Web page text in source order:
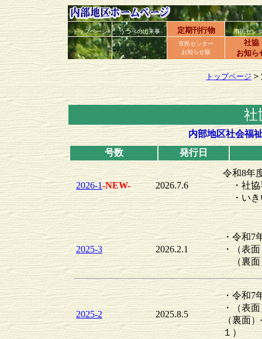
トップページ うつべの出来事 定期刊行物
市民セン
市民センター
お知らせ版
社協
お知ら
トップページ＞
社
内部地区社会福
号数
発行日
2026-1-NEW- 2026.7.6
令和8年
・社協
・いき
2025-3 2026.2.1
・令和7
・（表
（裏面
2025-2 2025.8.5
・令和7
・（表
（裏面
１）